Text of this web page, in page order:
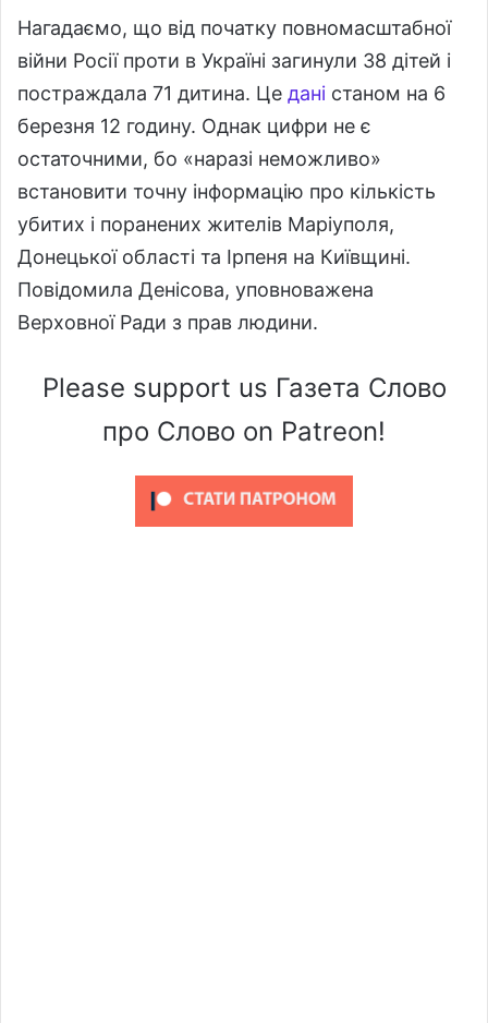
Нагадаємо, що від початку повномасштабної
війни Росії проти в Україні загинули 38 дітей і
постраждала 71 дитина. Це дані станом на 6
березня 12 годину. Однак цифри не є
остаточними, бо «наразі неможливо»
встановити точну інформацію про кількість
убитих і поранених жителів Маріуполя,
Донецької області та Ірпеня на Київщині.
Повідомила Денісова, уповноважена
Верховної Ради з прав людини.
Please support us Газета Слово
про Слово on Patreon!